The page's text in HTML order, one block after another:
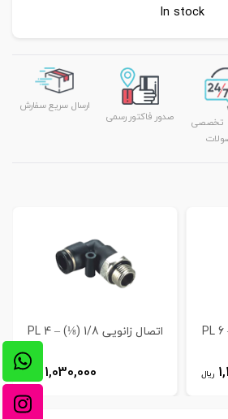
In stock
تخصصی
صدور فاکتور رسمی
ارسال سریع سفارش
ریال
اتصال زانویی 1/8 (⅛) – 4 PL
1,030,000